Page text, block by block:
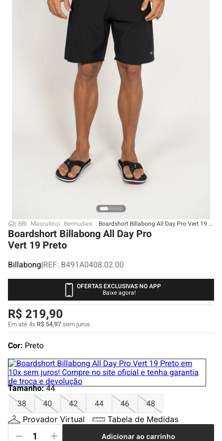
BB Masculino Bermudas Boardshort Billabong All Day Pro Vert 19 Preto
Boardshort Billabong All Day Pro
Vert 19 Preto
Billabong|REF: B491A0408.02.00
OFERTAS EXCLUSIVAS NO APP
Baixe agora!
R$ 219,90
Em até4xR$ 54,97sem juros
Cor: Preto
Tamanho:44
38
40 42 44 46 48
Provador Virtual Tabela de Medidas
Adicionar ao carrinho
boné
camiseta